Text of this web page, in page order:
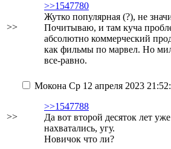
>>
>>1547780
Жутко популярная (?), не
Почитываю, и там куча
абсолютно коммерческий
как фильмы по марвел. Но
все-равно.
>>
Мокона Ср 12 апреля 2023
>>1547788
Да вот второй десяток лет
нахватались, угу.
Новичок что ли?